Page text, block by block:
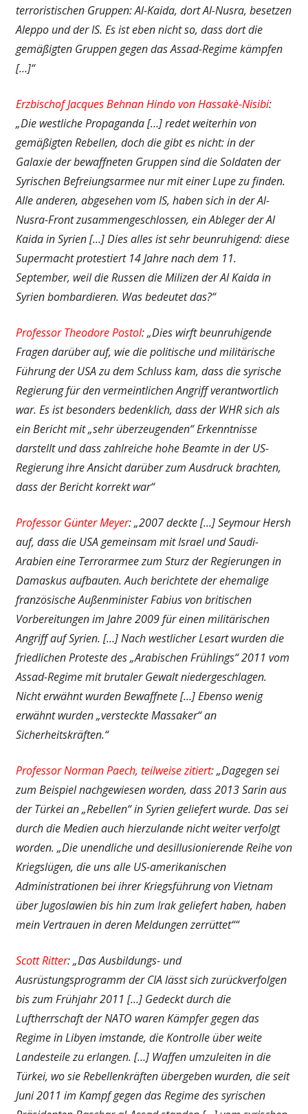
terroristischen Gruppen: Al-Kaida, dort Al-Nusra, besetzen
Aleppo und der IS. Es ist eben nicht so, dass dort die
gemäßigten Gruppen gegen das Assad-Regime kämpfen
[…]“
Erzbischof Jacques Behnan Hindo von Hassakè-Nisibi:
„Die westliche Propaganda […] redet weiterhin von
gemäßigten Rebellen, doch die gibt es nicht: in der
Galaxie der bewaffneten Gruppen sind die Soldaten der
Syrischen Befreiungsarmee nur mit einer Lupe zu finden.
Alle anderen, abgesehen vom IS, haben sich in der Al-
Nusra-Front zusammengeschlossen, ein Ableger der Al
Kaida in Syrien […] Dies alles ist sehr beunruhigend: diese
Supermacht protestiert 14 Jahre nach dem 11.
September, weil die Russen die Milizen der Al Kaida in
Syrien bombardieren. Was bedeutet das?“
Professor Theodore Postol: „Dies wirft beunruhigende
Fragen darüber auf, wie die politische und militärische
Führung der USA zu dem Schluss kam, dass die syrische
Regierung für den vermeintlichen Angriff verantwortlich
war. Es ist besonders bedenklich, dass der WHR sich als
ein Bericht mit „sehr überzeugenden“ Erkenntnisse
darstellt und dass zahlreiche hohe Beamte in der US-
Regierung ihre Ansicht darüber zum Ausdruck brachten,
dass der Bericht korrekt war“
Professor Günter Meyer: „2007 deckte […] Seymour Hersh
auf, dass die USA gemeinsam mit Israel und Saudi-
Arabien eine Terrorarmee zum Sturz der Regierungen in
Damaskus aufbauten. Auch berichtete der ehemalige
französische Außenminister Fabius von britischen
Vorbereitungen im Jahre 2009 für einen militärischen
Angriff auf Syrien. […] Nach westlicher Lesart wurden die
friedlichen Proteste des „Arabischen Frühlings“ 2011 vom
Assad-Regime mit brutaler Gewalt niedergeschlagen.
Nicht erwähnt wurden Bewaffnete […] Ebenso wenig
erwähnt wurden „versteckte Massaker“ an
Sicherheitskräften.“
Professor Norman Paech, teilweise zitiert: „Dagegen sei
zum Beispiel nachgewiesen worden, dass 2013 Sarin aus
der Türkei an „Rebellen“ in Syrien geliefert wurde. Das sei
durch die Medien auch hierzulande nicht weiter verfolgt
worden. „Die unendliche und desillusionierende Reihe von
Kriegslügen, die uns alle US-amerikanischen
Administrationen bei ihrer Kriegsführung von Vietnam
über Jugoslawien bis hin zum Irak geliefert haben, haben
mein Vertrauen in deren Meldungen zerrüttet““
Scott Ritter: „Das Ausbildungs- und
Ausrüstungsprogramm der CIA lässt sich zurückverfolgen
bis zum Frühjahr 2011 […] Gedeckt durch die
Luftherrschaft der NATO waren Kämpfer gegen das
Regime in Libyen imstande, die Kontrolle über weite
Landesteile zu erlangen. […] Waffen umzuleiten in die
Türkei, wo sie Rebellenkräften übergeben wurden, die seit
Juni 2011 im Kampf gegen das Regime des syrischen